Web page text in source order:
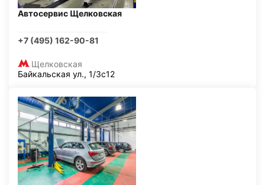
Автосервис Щелковская
+7 (495) 162-90-81
Щелковская
Байкальская ул., 1/3с12